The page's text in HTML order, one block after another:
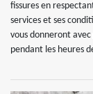
fissures en
services et ses
vous donneront
pendant les heures